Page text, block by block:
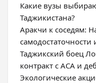
Какие вузы
Таджикистана?
Аракчи к соседям:
самодостаточности
Таджикский боец
контракт с ACA и
Экологические